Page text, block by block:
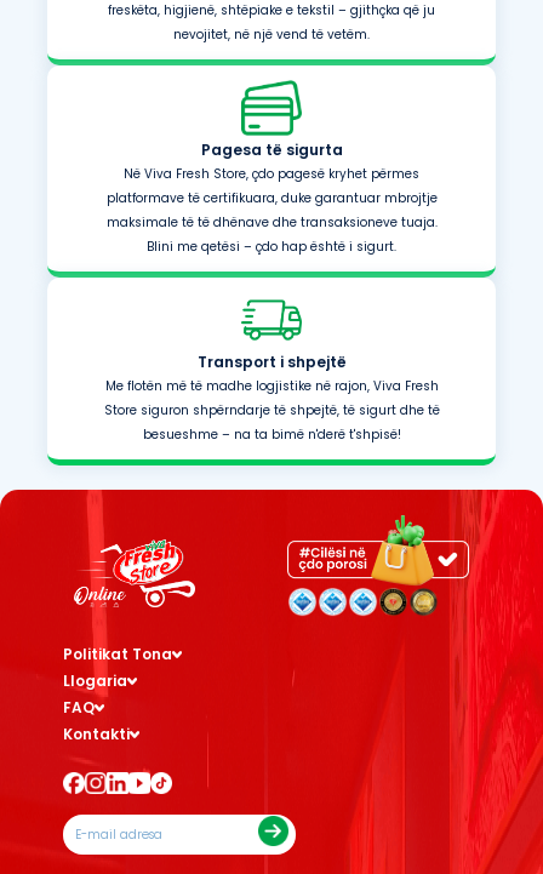
freskëta, higjienë, shtëpiake e tekstil – gjithçka që ju
nevojitet, në një vend të vetëm.
Pagesa të sigurta
Në Viva Fresh Store, çdo pagesë kryhet përmes
platformave të certifikuara, duke garantuar mbrojtje
maksimale të të dhënave dhe transaksioneve tuaja.
Blini me qetësi – çdo hap është i sigurt.
Transport i shpejtë
Me flotën më të madhe logjistike në rajon, Viva Fresh
Store siguron shpërndarje të shpejtë, të sigurt dhe të
besueshme – na ta bimë n'derë t'shpisë!
Politikat Tona
Llogaria
FAQ
Kontakti